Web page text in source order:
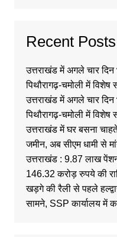
Recent Posts
उत्तराखंड में अगले चार दिन
पिथौरागढ़-चमोली में विशेष
उत्तराखंड में अगले चार दिन
पिथौरागढ़-चमोली में विशेष
उत्तराखंड में घर बसना
जमीन, अब सीएम धामी से
उत्तराखंड : 9.87 लाख पेंशन
146.32 करोड़ रुपये की
खड़गे की रैली से पहले
सामने, SSP कार्यालय में